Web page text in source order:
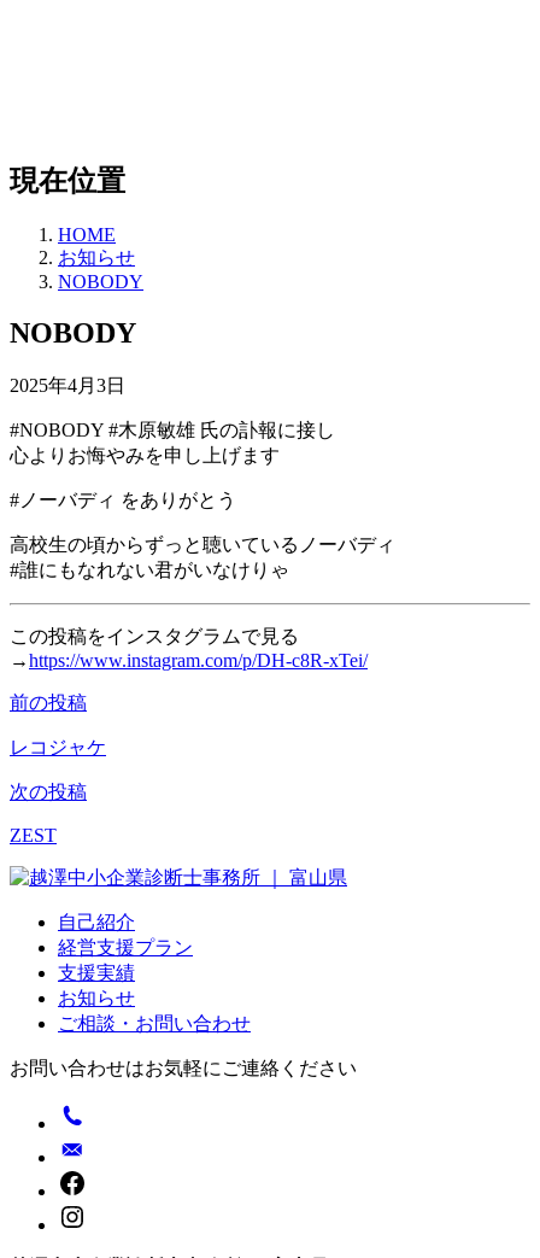
現在位置
HOME
お知らせ
NOBODY
NOBODY
2025年4月3日
#NOBODY #木原敏雄 氏の訃報に接し
心よりお悔やみを申し上げます
#ノーバディ をありがとう
高校生の頃からずっと聴いているノーバディ
#誰にもなれない君がいなけりゃ
この投稿をインスタグラムで見る
→https://www.instagram.com/p/DH-c8R-xTei/
投
稿
ナ
ビ
ゲ
前の投稿
レコジャケ
次の投稿
ZEST
自己紹介
経営支援プラン
支援実績
お知らせ
ご相談・お問い合わせ
お問い合わせはお気軽にご連絡ください